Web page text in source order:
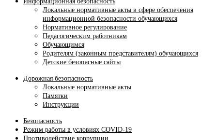
Локальные нормативные акты в сфере обеспечения
информационной безопасности обучающихся
Нормативное регулирование
Педагогическим работникам
Обучающимся
Родителям (законным представителям) обучающихся
Детские безопасные сайты
Дорожная безопасность
Локальные нормативные акты
Памятки
Инструкции
Безопасность
Режим работы в условиях COVID-19
Противодействие коррупции